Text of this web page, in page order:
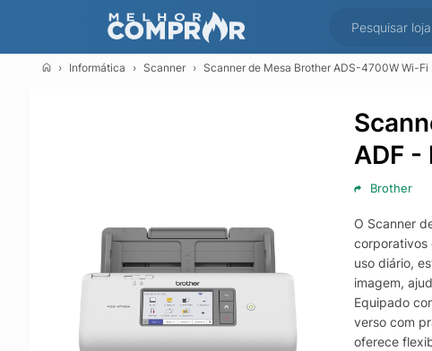
Informática Scanner Scanner de Mesa Brother ADS-4700W Wi-
ADF -
Brother
O Scanner
corporativos
uso diário,
imagem,
Equipado
verso com
oferece